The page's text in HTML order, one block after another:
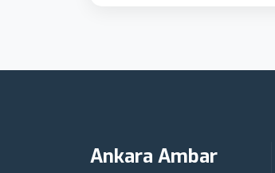
Ankara Ambar